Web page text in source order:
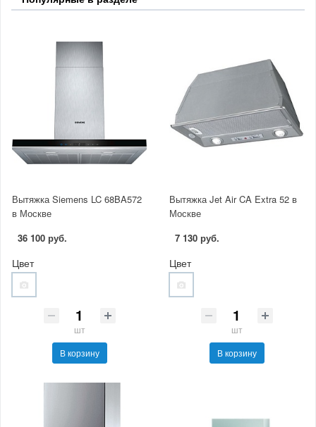
Вытяжка Siemens LC 68BA572
в Москве
36 100 руб.
Цвет
шт
В корзину
Вытяжка Jet Air CA Extra 52 в
Москве
7 130 руб.
Цвет
шт
В корзину